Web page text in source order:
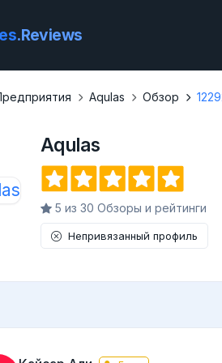
.Reviews
Aqulas Обзор
Aqulas
5 из 30 Обзоры и рейтинги
Непривязанный профиль